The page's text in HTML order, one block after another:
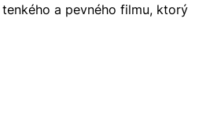
a pevného filmu, ktorý